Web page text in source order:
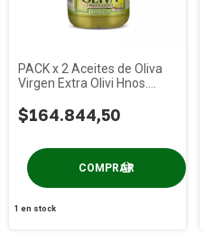
PACK x 2 Aceites de Oliva
Virgen Extra Olivi Hnos.
$164.844,50
1 en stock